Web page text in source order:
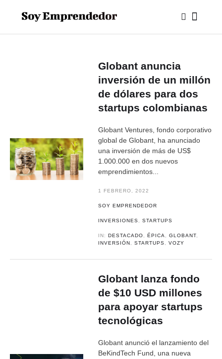
Globant anuncia
inversión de un millón
de dólares para dos
startups colombianas
Globant Ventures, fondo corporativo
global de Globant, ha anunciado
una inversión de más de US$
1.000.000 en dos nuevos
emprendimientos...
1 FEBRERO, 2022
SOY EMPRENDEDOR
INVERSIONES ,STARTUPS
IN:DESTACADO ,ÉPICA ,GLOBANT
INVERSIÓN
,STARTUPS ,VOZY
Globant lanza fondo
de $10 USD millones
para apoyar startups
tecnológicas
​Globant anunció el lanzamiento del
BeKindTech Fund, una nueva